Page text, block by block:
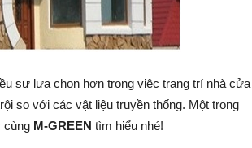
sự lựa chọn hơn trong việc trang trí nhà cửa
so với các vật liệu truyền thống. Một trong
cùng M-GREEN tìm hiểu nhé!